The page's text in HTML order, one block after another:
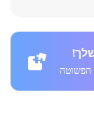
הפשוטה